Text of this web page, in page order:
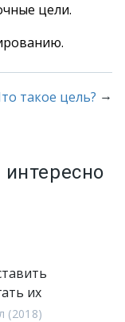
цели.
такое цель? →
их
(2018)